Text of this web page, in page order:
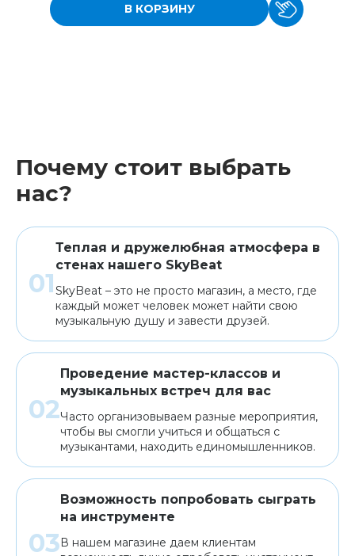
В КОРЗИНУ
Почему стоит выбрать
нас?
Теплая и дружелюбная атмосфера в
стенах нашего SkyBeat
SkyBeat – это не просто магазин, а место, где
каждый может человек может найти свою
музыкальную душу и завести друзей.
Проведение мастер-классов и
музыкальных встреч для вас
Часто организовываем разные мероприятия,
чтобы вы смогли учиться и общаться с
музыкантами, находить единомышленников.
Возможность попробовать сыграть
на инструменте
В нашем магазине даем клиентам